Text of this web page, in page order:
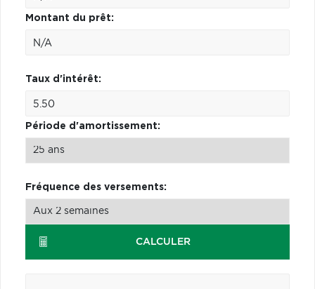
Montant du prêt:
Taux d'intérêt:
Période d'amortissement:
Fréquence des versements:
CALCULER